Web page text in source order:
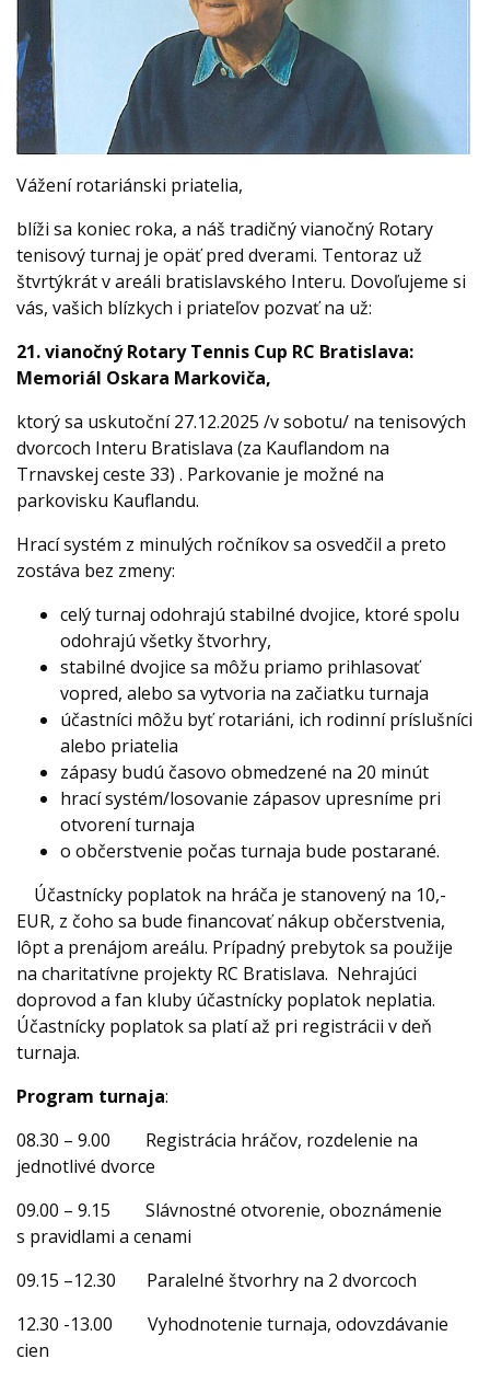
Vážení rotariánski priatelia,
blíži sa koniec roka, a náš tradičný vianočný Rotary
tenisový turnaj je opäť pred dverami. Tentoraz už
štvrtýkrát v areáli bratislavského Interu. Dovoľujeme si
vás, vašich blízkych i priateľov pozvať na už:
21. vianočný Rotary Tennis Cup RC Bratislava:
Memoriál Oskara Markoviča,
ktorý sa uskutoční 27.12.2025 /v sobotu/ na tenisových
dvorcoch Interu Bratislava (za Kauflandom na
Trnavskej ceste 33) . Parkovanie je možné na
parkovisku Kauflandu.
Hrací systém z minulých ročníkov sa osvedčil a preto
zostáva bez zmeny:
celý turnaj odohrajú stabilné dvojice, ktoré spolu
odohrajú všetky štvorhry,
stabilné dvojice sa môžu priamo prihlasovať
vopred, alebo sa vytvoria na začiatku turnaja
účastníci môžu byť rotariáni, ich rodinní príslušníci
alebo priatelia
zápasy budú časovo obmedzené na 20 minút
hrací systém/losovanie zápasov upresníme pri
otvorení turnaja
o občerstvenie počas turnaja bude postarané.
Účastnícky poplatok na hráča je stanovený na 10,-
EUR, z čoho sa bude financovať nákup občerstvenia,
lôpt a prenájom areálu. Prípadný prebytok sa použije
na charitatívne projekty RC Bratislava. Nehrajúci
doprovod a fan kluby účastnícky poplatok neplatia.
Účastnícky poplatok sa platí až pri registrácii v deň
turnaja.
Program turnaja:
08.30 – 9.00 Registrácia hráčov, rozdelenie na
jednotlivé dvorce
09.00 – 9.15 Slávnostné otvorenie, oboznámenie
s pravidlami a cenami
09.15 –12.30 Paralelné štvorhry na 2 dvorcoch
12.30 -13.00 Vyhodnotenie turnaja, odovzdávanie
cien